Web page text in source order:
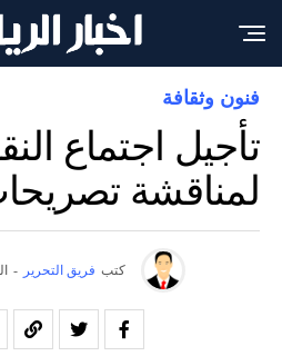
فنون وثقافة
تأجيل اجتماع
لمناقشة
كتب فريق التحرير -